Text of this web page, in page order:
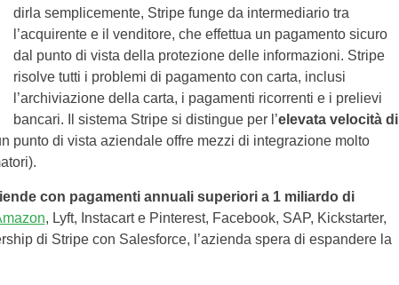
dirla semplicemente, Stripe funge da intermediario tra
l’acquirente e il venditore, che effettua un pagamento sicuro
dal punto di vista della protezione delle informazioni. Stripe
risolve tutti i problemi di pagamento con carta, inclusi
l’archiviazione della carta, i pagamenti ricorrenti e i prelievi
bancari. Il sistema Stripe si distingue per l’elevata velocità di
punto di vista aziendale offre mezzi di integrazione molto
con pagamenti annuali superiori a 1 miliardo di
, Lyft, Instacart e Pinterest, Facebook, SAP, Kickstarter,
di Stripe con Salesforce, l’azienda spera di espandere la